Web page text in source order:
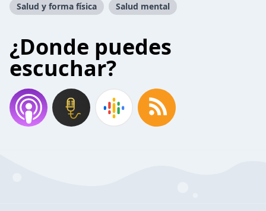
Salud y forma física Salud mental
¿Donde puedes
escuchar?